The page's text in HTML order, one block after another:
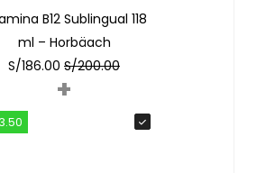
B12 Sublingual 118
ml – Horbäach
S/186.00 S/200.00
+